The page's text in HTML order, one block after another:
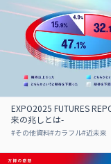
EXPO2025 FUTURES
来の兆しとは-
#その他資料#カラフル#近未来